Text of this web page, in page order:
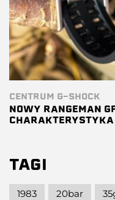
CENTRUM G-SHOCK
NOWY RANGEMAN
CHARAKTERYSTYKA
TAGI
1983 20bar